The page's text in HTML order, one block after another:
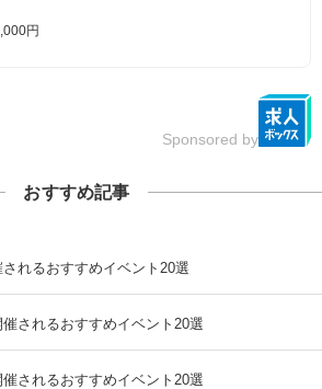
円
Sponsored by
おすすめ記事
れるおすすめイベント20選
されるおすすめイベント20選
されるおすすめイベント20選